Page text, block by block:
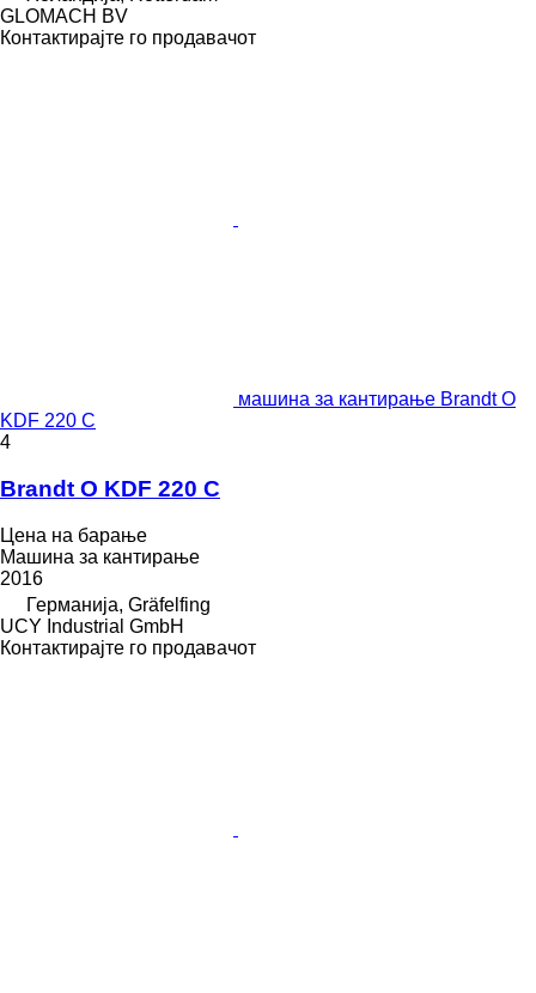
GLOMACH BV
Контактирајте го продавачот
машина за кантирање Brandt O
KDF 220 C
4
Brandt O KDF 220 C
Цена на барање
Машина за кантирање
2016
Германија, Gräfelfing
UCY Industrial GmbH
Контактирајте го продавачот